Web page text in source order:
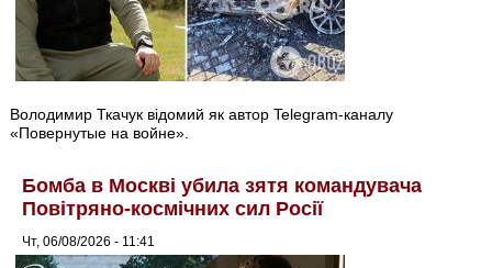
Володимир Ткачук відомий як автор Telegram-каналу
«Повернутые на войне».
Бомба в Москві убила зятя командувача
Повітряно-космічних сил Росії
Чт, 06/08/2026 - 11:41